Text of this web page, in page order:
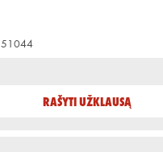
Rašyti užklausą